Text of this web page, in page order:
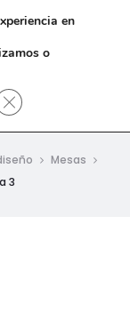
Mesas
3
en
o
Cerrar el banner de